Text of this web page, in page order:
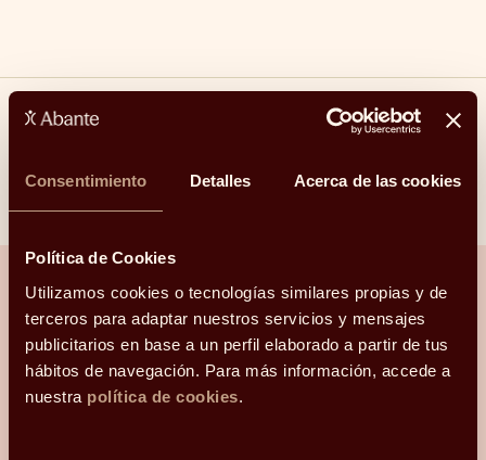
Consentimiento Detalles Acerca de las cookies
Política de Cookies
Utilizamos cookies o tecnologías similares propias y de
terceros para adaptar nuestros servicios y mensajes
publicitarios en base a un perfil elaborado a partir de tus
hábitos de navegación. Para más información, accede a
nuestra política de cookies.
¿Hablamos?
Una conversación para orientarte con